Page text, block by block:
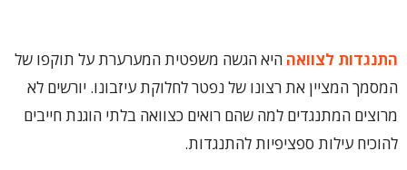
התנגדות לצוואה היא הגשה משפטית המערערת על תוקפו של
המסמך המציין את רצונו של נפטר לחלוקת עיזבונו. יורשים לא
מרוצים המתנגדים למה שהם רואים כצוואה בלתי הוגנת חייבים
להוכיח עילות ספציפיות להתנגדות.